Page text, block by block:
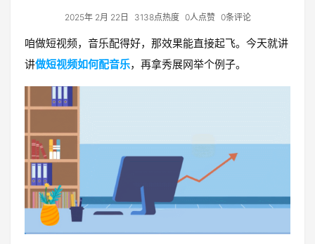
2025年 2月 22日 3138点热度 0人点赞 0条评论
咱做短视频，音乐配得好，那效果能直接起飞。今天就讲
讲做短视频如何配音乐，再拿秀展网举个例子。